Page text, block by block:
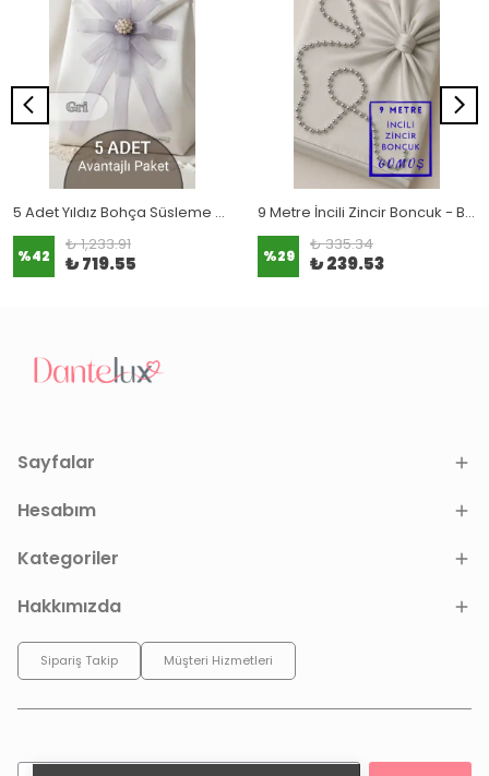
5 Adet Yıldız Bohça Süsleme Çiçeği (Bohça Çiçeği) Gri
%42
₺ 1,233.91
₺ 719.55
9 Metre İncili Zincir Boncuk - Bohça Süsleme Boncuğu
%29
₺ 335.34
₺ 239.53
Sayfalar
Hesabım
Kategoriler
Hakkımızda
Sipariş Takip Müşteri Hizmetleri